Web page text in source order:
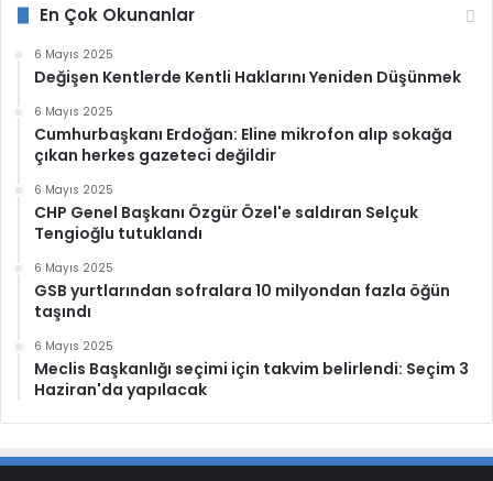
En Çok Okunanlar
6 Mayıs 2025
Değişen Kentlerde Kentli Haklarını Yeniden Düşünmek
6 Mayıs 2025
Cumhurbaşkanı Erdoğan: Eline mikrofon alıp sokağa
çıkan herkes gazeteci değildir
6 Mayıs 2025
CHP Genel Başkanı Özgür Özel'e saldıran Selçuk
Tengioğlu tutuklandı
6 Mayıs 2025
GSB yurtlarından sofralara 10 milyondan fazla öğün
taşındı
6 Mayıs 2025
Meclis Başkanlığı seçimi için takvim belirlendi: Seçim 3
Haziran'da yapılacak